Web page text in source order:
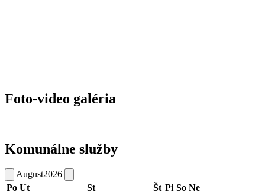
Foto-video galéria
Komunálne služby
August2026
Po Ut St Št Pi So Ne